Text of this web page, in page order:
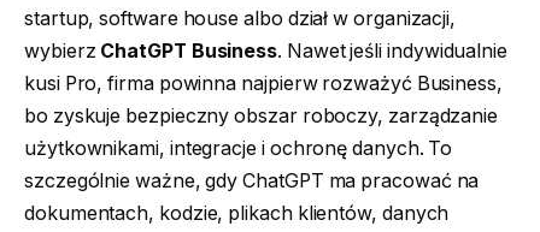
startup, software house albo dział w organizacji,
wybierz ChatGPT Business. Nawet jeśli indywidualnie
kusi Pro, firma powinna najpierw rozważyć Business,
bo zyskuje bezpieczny obszar roboczy, zarządzanie
użytkownikami, integracje i ochronę danych. To
szczególnie ważne, gdy ChatGPT ma pracować na
dokumentach, kodzie, plikach klientów, danych